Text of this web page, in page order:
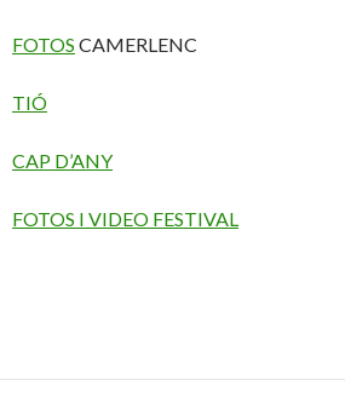
FOTOS CAMERLENC
TIÓ
CAP D’ANY
FOTOS I VIDEO FESTIVAL